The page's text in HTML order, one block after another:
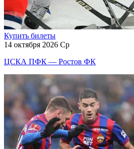
Купить билеты
14 октября 2026 Ср
ЦСКА ПФК — Ростов ФК